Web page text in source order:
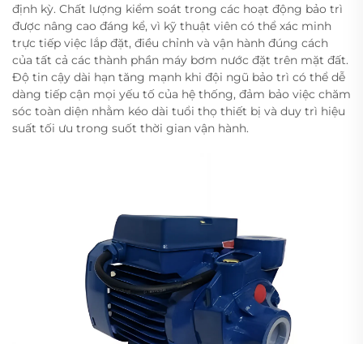
định kỳ. Chất lượng kiểm soát trong các hoạt động bảo trì
được nâng cao đáng kể, vì kỹ thuật viên có thể xác minh
trực tiếp việc lắp đặt, điều chỉnh và vận hành đúng cách
của tất cả các thành phần máy bơm nước đặt trên mặt đất.
Độ tin cậy dài hạn tăng mạnh khi đội ngũ bảo trì có thể dễ
dàng tiếp cận mọi yếu tố của hệ thống, đảm bảo việc chăm
sóc toàn diện nhằm kéo dài tuổi thọ thiết bị và duy trì hiệu
suất tối ưu trong suốt thời gian vận hành.